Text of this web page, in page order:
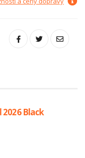
2026 Black